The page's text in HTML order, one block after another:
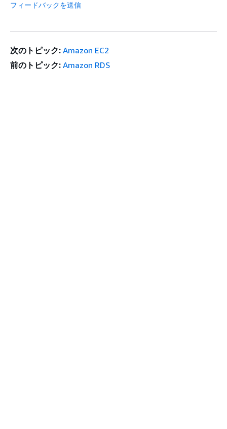
フィードバックを送信
次のトピック: Amazon EC2
前のトピック: Amazon RDS